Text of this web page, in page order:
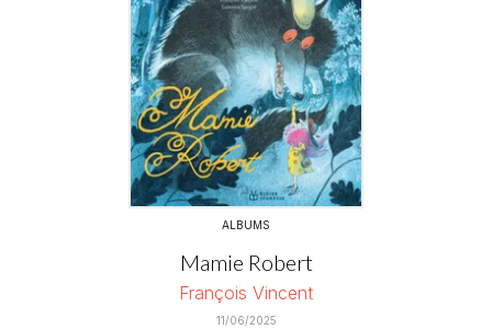
ALBUMS
Mamie Robert
François Vincent
11/06/2025